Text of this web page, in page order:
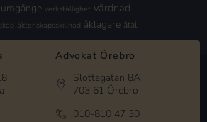
umgänge verkställighet vårdnad
äktenskapsskillnad åklagare åtal
Advokat Örebro
Slottsgatan 8A
703 61 Örebro
010-810 47 30